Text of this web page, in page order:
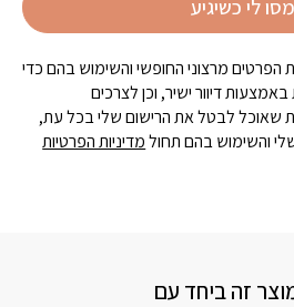
לי כשיגיע
מרצוני החופשי והשימוש בהם כדי
דיוור ישיר, וכן לצרכים
ת שאוכל לבטל את הרישום שלי בכל עת,
והשימוש בהם תחולמדיניות הפרטיות
זה ביחד עם